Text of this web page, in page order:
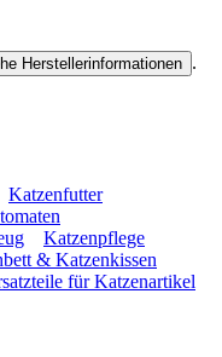
Herstellerinformationen .
Katzenfutter
Katzenpflege
& Katzenkissen
für Katzenartikel